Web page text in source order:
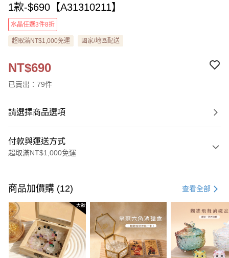
0:00
0:52
1款-$690【A31310211】
水晶任選3件8折
超取滿NT$1,000免運 國家/地區配送
NT$690
已賣出：79件
請選擇商品選項
付款與運送方式
超取滿NT$1,000免運
信用卡一次付款
超商取貨付款
LINE Pay
Apple Pay
商品加價購 (12) 查看全部